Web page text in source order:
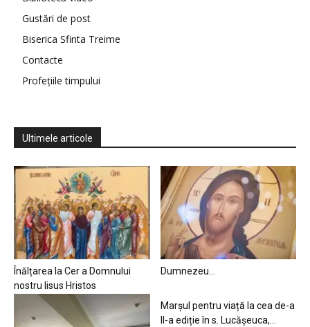
Gustări de post
Biserica Sfinta Treime
Contacte
Profețiile timpului
Ultimele articole
Înălțarea la Cer a Domnului
nostru Iisus Hristos
Dumnezeu…
Marșul pentru viață la cea de-a
II-a ediție în s. Lucășeuca,...